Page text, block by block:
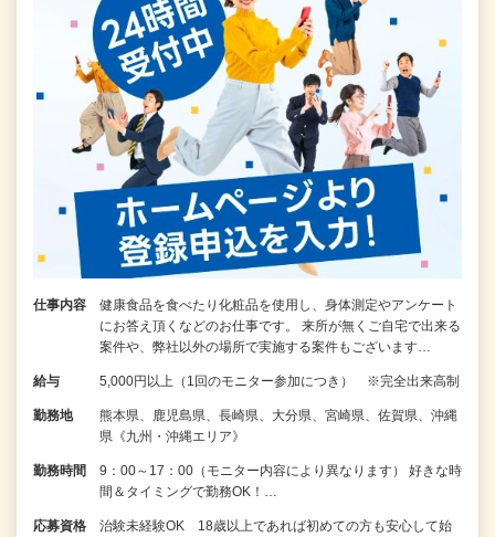
仕事内容
健康食品を食べたり化粧品を使用し、身体測定やアンケート
にお答え頂くなどのお仕事です。 来所が無くご自宅で出来る
案件や、弊社以外の場所で実施する案件もございます…
給与 5,000円以上（1回のモニター参加につき） ※完全出来高制
勤務地
熊本県、鹿児島県、長崎県、大分県、宮崎県、佐賀県、沖縄
県《九州・沖縄エリア》
勤務時間
9：00～17：00（モニター内容により異なります） 好きな時
間＆タイミングで勤務OK！…
応募資格
治験未経験OK 18歳以上であれば初めての方も安心して始